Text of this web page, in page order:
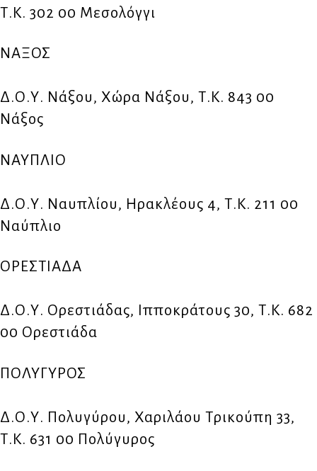
Τ.Κ. 302 00 Μεσολόγγι
ΝΑΞΟΣ
Δ.Ο.Υ. Νάξου, Χώρα Νάξου, Τ.Κ. 843 00
Νάξος
ΝΑΥΠΛΙΟ
Δ.Ο.Υ. Ναυπλίου, Ηρακλέους 4, Τ.Κ. 211 00
Ναύπλιο
ΟΡΕΣΤΙΑΔΑ
Δ.Ο.Υ. Ορεστιάδας, Ιπποκράτους 30, Τ.Κ. 682
00 Ορεστιάδα
ΠΟΛΥΓΥΡΟΣ
Δ.Ο.Υ. Πολυγύρου, Χαριλάου Τρικούπη 33,
Τ.Κ. 631 00 Πολύγυρος